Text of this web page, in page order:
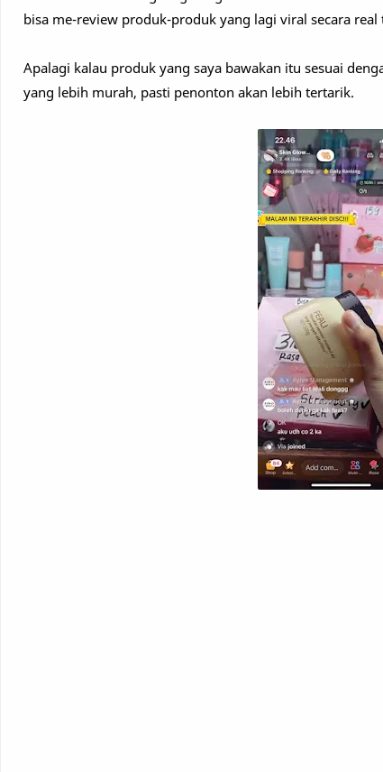
bisa me-review produk-produk yang lagi viral secara
Apalagi kalau produk yang saya bawakan itu sesuai
yang lebih murah, pasti penonton akan lebih tertarik.